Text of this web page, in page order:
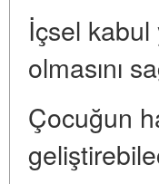
İçsel kabul
olmasını
Çocuğun